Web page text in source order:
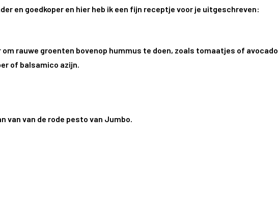
en goedkoper en hier heb ik een fijn receptje voor je uitgeschreven:
om rauwe groenten bovenop hummus te doen, zoals tomaatjes of avocado
of balsamico azijn.
van van de rode pesto van Jumbo.